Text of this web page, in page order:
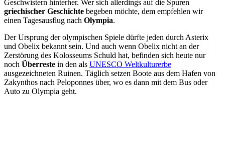
Geschwistern hinterher. Wer sich allerdings auf die Spuren
griechischer Geschichte begeben möchte, dem empfehlen wir
einen Tagesausflug nach Olympia.
Der Ursprung der olympischen Spiele dürfte jeden durch Asterix
und Obelix bekannt sein. Und auch wenn Obelix nicht an der
Zerstörung des Kolosseums Schuld hat, befinden sich heute nur
noch Überreste in den als UNESCO Weltkulturerbe
ausgezeichneten Ruinen. Täglich setzen Boote aus dem Hafen von
Zakynthos nach Peloponnes über, wo es dann mit dem Bus oder
Auto zu Olympia geht.